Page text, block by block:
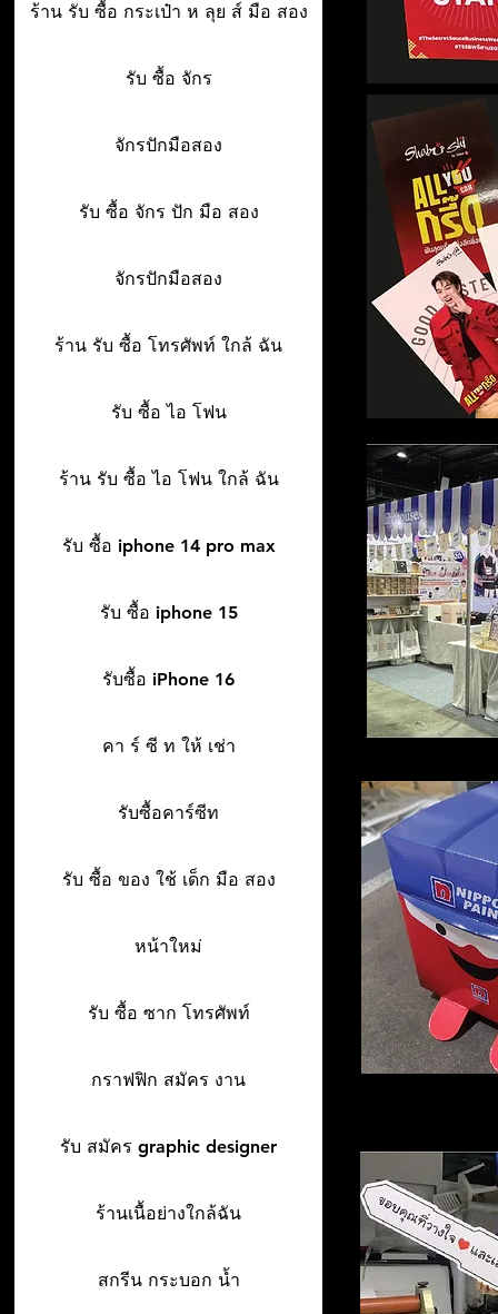
ร้าน รับ ซื้อ กระเป๋า ห ลุย ส์ มือ สอง
รับ ซื้อ จักร
จักรปักมือสอง
รับ ซื้อ จักร ปัก มือ สอง
จักรปักมือสอง
ร้าน รับ ซื้อ โทรศัพท์ ใกล้ ฉัน
รับ ซื้อ ไอ โฟน
ร้าน รับ ซื้อ ไอ โฟน ใกล้ ฉัน
รับ ซื้อ iphone 14 pro max
รับ ซื้อ iphone 15
รับซื้อ iPhone 16
คา ร์ ซี ท ให้ เช่า
รับซื้อคาร์ซีท
รับ ซื้อ ของ ใช้ เด็ก มือ สอง
หน้าใหม่
รับ ซื้อ ซาก โทรศัพท์
กราฟฟิก สมัคร งาน
รับ สมัคร graphic designer
ร้านเนื้อย่างใกล้ฉัน
สกรีน กระบอก น้ำ